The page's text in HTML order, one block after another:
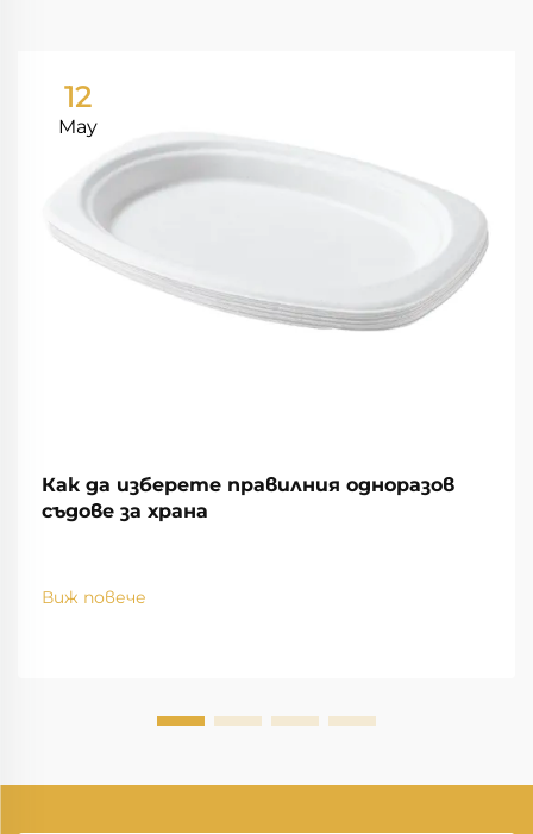
12
May
Как да изберете правилния одноразов
съдове за храна
Виж повече